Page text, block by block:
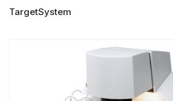
TargetSystem